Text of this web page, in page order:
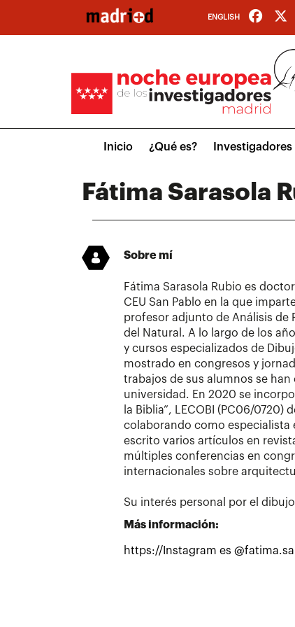
contenido
ENGLISH
menuInicio ¿Qué es? Investigadores
Fátima Sarasola
Sobre mí
Fátima Sarasola Rubio es
CEU San Pablo en la que
profesor adjunto de Análisis de
del Natural. A lo largo de los
y cursos especializados de
mostrado en congresos y
trabajos de sus alumnos se
universidad. En 2020 se
la Biblia”, LECOBI (PC06/0720)
colaborando como especialista
escrito varios artículos en
múltiples conferencias en
internacionales sobre
Su interés personal por el
Más información:
https://Instagram es